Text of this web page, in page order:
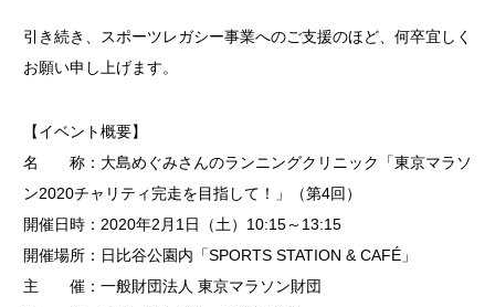
引き続き、スポーツレガシー事業へのご支援のほど、何卒宜しく
お願い申し上げます。
【イベント概要】
名 称：大島めぐみさんのランニングクリニック「東京マラソ
ン2020チャリティ完走を目指して！」（第4回）
開催日時：2020年2月1日（土）10:15～13:15
開催場所：日比谷公園内「SPORTS STATION & CAFÉ」
主 催：一般財団法人 東京マラソン財団